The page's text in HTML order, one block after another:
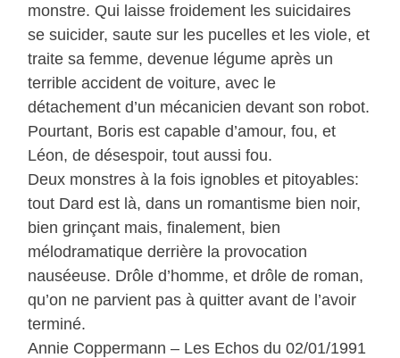
monstre. Qui laisse froidement les suicidaires
se suicider, saute sur les pucelles et les viole, et
traite sa femme, devenue légume après un
terrible accident de voiture, avec le
détachement d’un mécanicien devant son robot.
Pourtant, Boris est capable d’amour, fou, et
Léon, de désespoir, tout aussi fou.
Deux monstres à la fois ignobles et pitoyables:
tout Dard est là, dans un romantisme bien noir,
bien grinçant mais, finalement, bien
mélodramatique derrière la provocation
nauséeuse. Drôle d’homme, et drôle de roman,
qu’on ne parvient pas à quitter avant de l’avoir
terminé.
Annie Coppermann – Les Echos du 02/01/1991